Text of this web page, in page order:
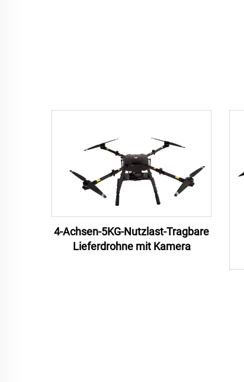
4-Achsen-5KG-Nutzlast-Tragbare
Lieferdrohne mit Kamera